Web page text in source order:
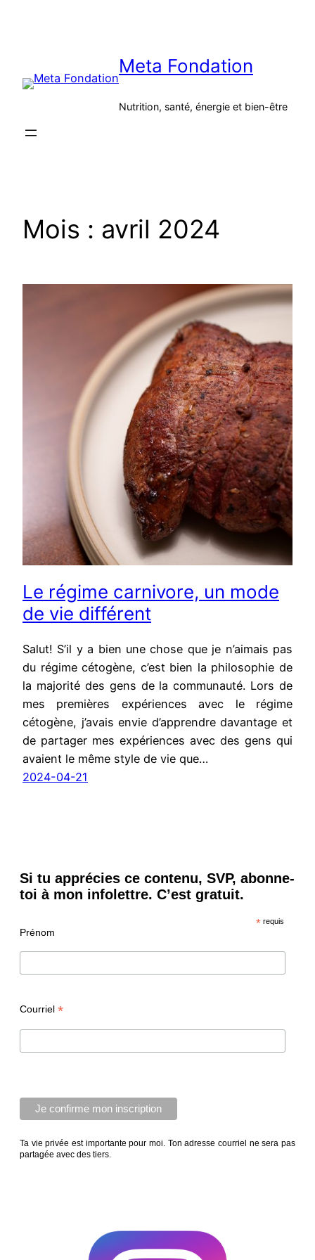
Meta Fondation
Nutrition, santé, énergie et bien-être
Mois : avril 2024
Le régime carnivore, un mode
de vie différent
Salut! S’il y a bien une chose que je n’aimais pas
du régime cétogène, c’est bien la philosophie de
la majorité des gens de la communauté. Lors de
mes premières expériences avec le régime
cétogène, j’avais envie d’apprendre davantage et
de partager mes expériences avec des gens qui
avaient le même style de vie que…
2024-04-21
Si tu apprécies ce contenu, SVP, abonne-
toi à mon infolettre. C’est gratuit.
* requis
Prénom
Courriel *
Ta vie privée est importante pour moi. Ton adresse courriel ne sera pas
partagée avec des tiers.